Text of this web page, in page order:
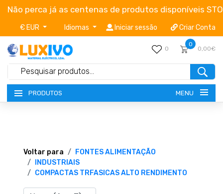
Não perca já as centenas de produtos disponíveis
€ EUR Idiomas Iniciar sessão Criar Conta
0
0
0,00€
PRODUTOS MENU
TERMOS E CONDIÇÕES
CATÁLOGOS
Voltar para
FONTES ALIMENTAÇÃO
INDUSTRIAIS
COMPACTAS TRFASICAS ALTO RENDIMENTO